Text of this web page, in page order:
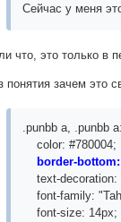
Сейчас у меня
что, это только в
понятия зачем это
.punbb a, .punbb
color: #780004;
border-
text-decoration:
font-family:
font-size: 14px;